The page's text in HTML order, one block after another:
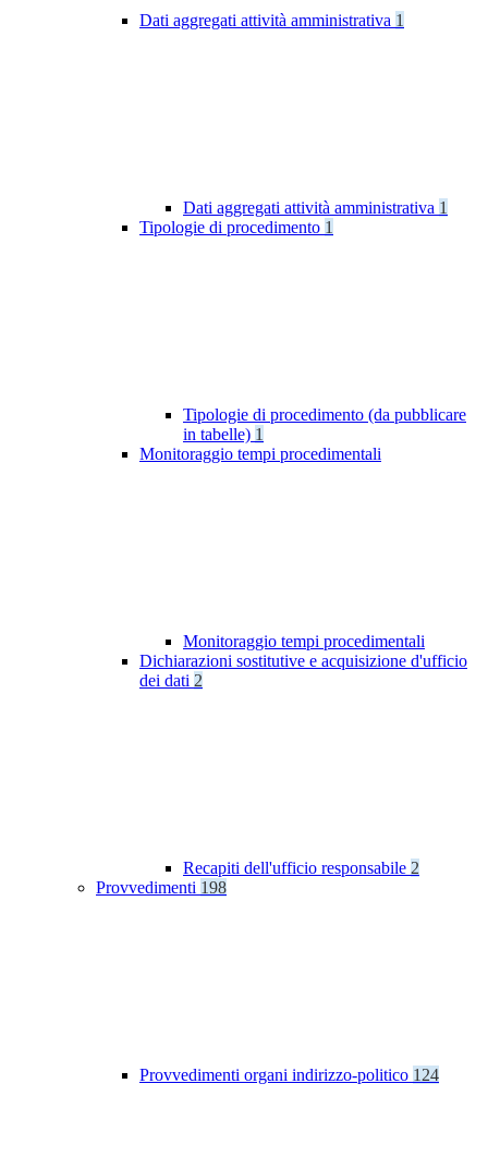
Dati aggregati attività amministrativa 1
Dati aggregati attività amministrativa 1
Tipologie di procedimento 1
Tipologie di procedimento (da pubblicare
in tabelle) 1
Monitoraggio tempi procedimentali
Monitoraggio tempi procedimentali
Dichiarazioni sostitutive e acquisizione d'ufficio
dei dati 2
Recapiti dell'ufficio responsabile 2
Provvedimenti 198
Provvedimenti organi indirizzo-politico 124